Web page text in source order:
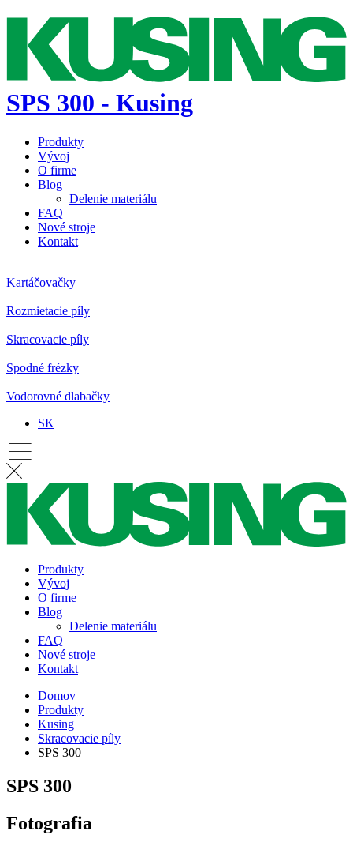
SPS 300 - Kusing
Produkty
Vývoj
O firme
Blog
Delenie materiálu
FAQ
Nové stroje
Kontakt
Kartáčovačky
Rozmietacie píly
Skracovacie píly
Spodné frézky
Vodorovné dlabačky
SK
Produkty
Vývoj
O firme
Blog
Delenie materiálu
FAQ
Nové stroje
Kontakt
Domov
Produkty
Kusing
Skracovacie píly
SPS 300
SPS 300
Fotografia